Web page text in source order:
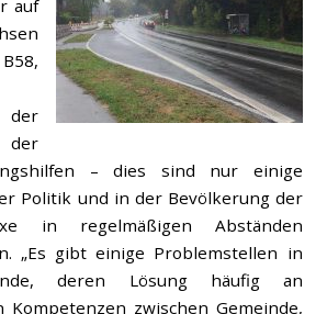
auf
der
– dies sind nur einige
Politik und in der Bevölkerung der
in regelmäßigen Abständen
„Es gibt einige Problemstellen in
deren Lösung häufig an
Kompetenzen zwischen Gemeinde,